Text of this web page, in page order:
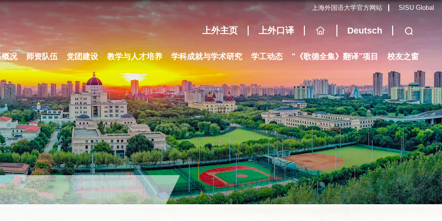
上海外国语大学官方网站 SISU Global
上外主页 上外口译 Deutsch
况 师资队伍 党团建设 教学与人才培养 学科成就与学术研究 学工动态 “《歌德全集》翻译”项目 校友之窗